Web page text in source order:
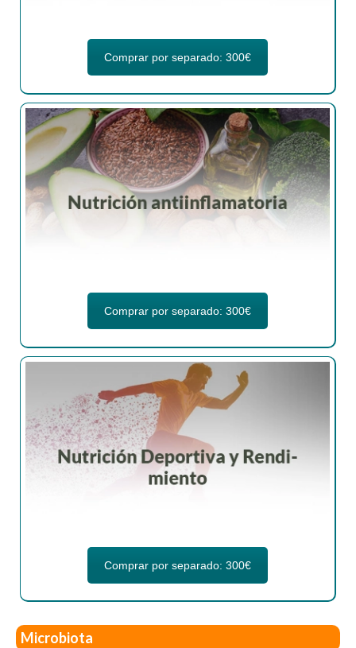
Comprar por separado: 300€
Comprar por separado: 300€
Comprar por separado: 300€
Microbiota